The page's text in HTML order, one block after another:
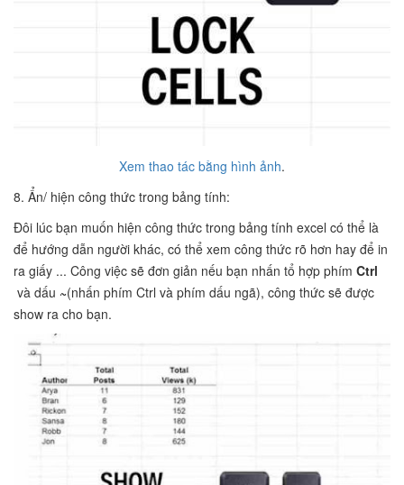
Xem thao tác bằng hình ảnh.
8. Ẩn/ hiện công thức trong bảng tính:
Đôi lúc bạn muốn hiện công thức trong bảng tính excel có thể là
để hướng dẫn người khác, có thể xem công thức rõ hơn hay để in
ra giấy ... Công việc sẽ đơn giản nếu bạn nhấn tổ hợp phím Ctrl
và dấu ~(nhấn phím Ctrl và phím dấu ngã), công thức sẽ được
show ra cho bạn.